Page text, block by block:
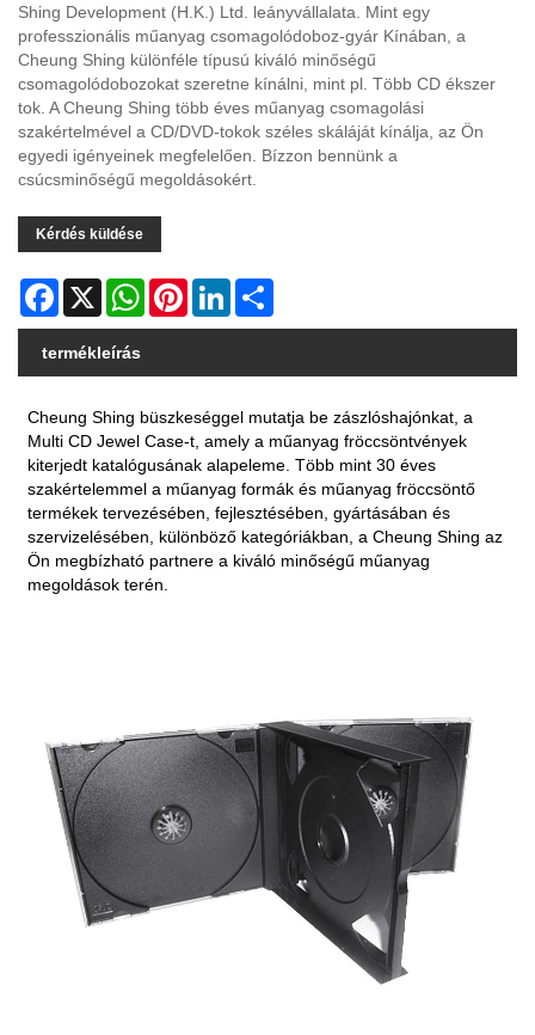
Shing Development (H.K.) Ltd. leányvállalata. Mint egy
professzionális műanyag csomagolódoboz-gyár Kínában, a
Cheung Shing különféle típusú kiváló minőségű
csomagolódobozokat szeretne kínálni, mint pl. Több CD ékszer
tok. A Cheung Shing több éves műanyag csomagolási
szakértelmével a CD/DVD-tokok széles skáláját kínálja, az Ön
egyedi igényeinek megfelelően. Bízzon bennünk a
csúcsminőségű megoldásokért.
Kérdés küldése
Facebook
X WhatsAppPinterestLinkedIn
termékleírás
Cheung Shing büszkeséggel mutatja be zászlóshajónkat, a
Multi CD Jewel Case-t, amely a műanyag fröccsöntvények
kiterjedt katalógusának alapeleme. Több mint 30 éves
szakértelemmel a műanyag formák és műanyag fröccsöntő
termékek tervezésében, fejlesztésében, gyártásában és
szervizelésében, különböző kategóriákban, a Cheung Shing az
Ön megbízható partnere a kiváló minőségű műanyag
megoldások terén.